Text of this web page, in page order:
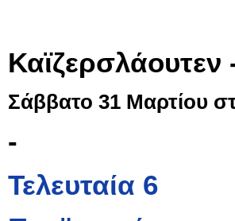
Σάββατο 31 Μαρτίου
-
Τελευταία 6